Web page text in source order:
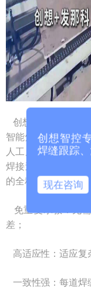
创想智控激光焊缝
智能焊接工作站，
人工反复示教，即
焊接过程中则依靠
的全程智能控制。
免重复示教：无
差；
高适应性：适应复
一致性强：每道焊
创想智控
焊缝跟踪
现在咨询